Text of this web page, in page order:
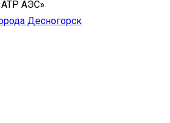
АЭС»
Десногорск